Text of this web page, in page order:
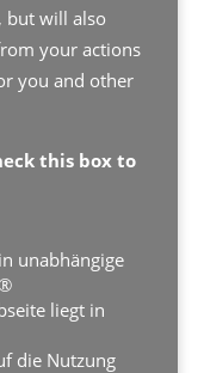
but will also
your actions
you and other
this box to
unabhängige
liegt in
die Nutzung